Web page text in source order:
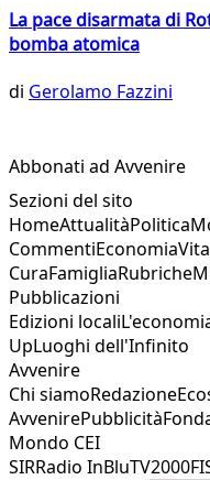
La pace disarmata di
bomba atomica
di Gerolamo Fazzini
Abbonati ad Avvenire
Sezioni del sito
HomeAttualitàPolitica
CommentiEconomia
CuraFamigliaRubriche
Pubblicazioni
Edizioni locali
UpLuoghi dell'Infinito
Avvenire
Chi siamoRedazione
AvvenirePubblicità
Mondo CEI
SIRRadio InBluTV2000